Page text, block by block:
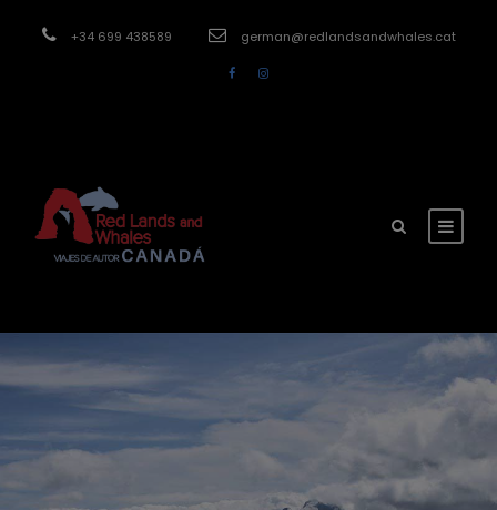
+34 699 438589 german@redlandsandwhales.cat